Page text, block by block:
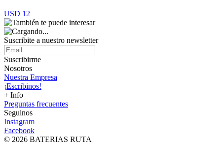
USD 12
Suscribite a nuestro newsletter
Suscribirme
Nosotros
Nuestra Empresa
¡Escribinos!
+ Info
Preguntas frecuentes
Seguinos
Instagram
Facebook
© 2026 BATERIAS RUTA